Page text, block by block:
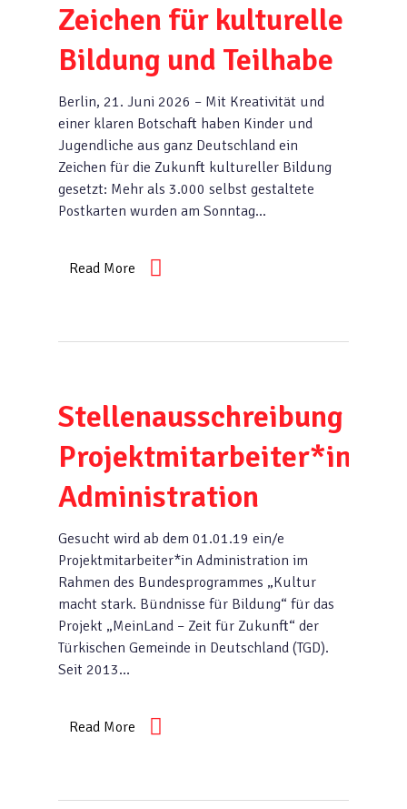
Zeichen für kulturelle
Bildung und Teilhabe
Berlin, 21. Juni 2026 – Mit Kreativität und
einer klaren Botschaft haben Kinder und
Jugendliche aus ganz Deutschland ein
Zeichen für die Zukunft kultureller Bildung
gesetzt: Mehr als 3.000 selbst gestaltete
Postkarten wurden am Sonntag...
Read More
Stellenausschreibung
Projektmitarbeiter*in
Administration
Gesucht wird ab dem 01.01.19 ein/e
Projektmitarbeiter*in Administration im
Rahmen des Bundesprogrammes „Kultur
macht stark. Bündnisse für Bildung“ für das
Projekt „MeinLand – Zeit für Zukunft“ der
Türkischen Gemeinde in Deutschland (TGD).
Seit 2013…
Read More